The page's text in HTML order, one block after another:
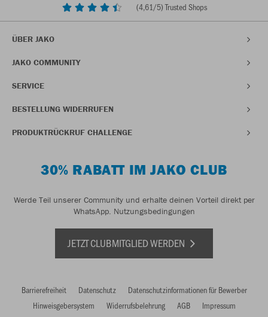
(4,61/5) Trusted Shops
ÜBER JAKO
JAKO COMMUNITY
SERVICE
BESTELLUNG WIDERRUFEN
PRODUKTRÜCKRUF CHALLENGE
30% RABATT IM JAKO CLUB
Werde Teil unserer Community und erhalte deinen Vorteil direkt per
WhatsApp. Nutzungsbedingungen
JETZT CLUBMITGLIED WERDEN
Barrierefreiheit Datenschutz
Datenschutzinformationen für Bewerber
Hinweisgebersystem
Widerrufsbelehrung AGB Impressum